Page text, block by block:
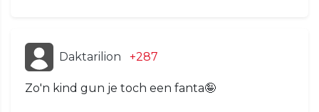
Daktarilion +287
Zo'n kind gun je toch een fanta🤪